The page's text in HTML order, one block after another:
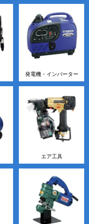
発電機・インバーター
エア工具